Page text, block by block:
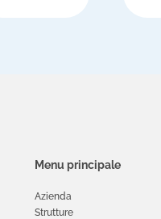
Menu principale
Azienda
Strutture